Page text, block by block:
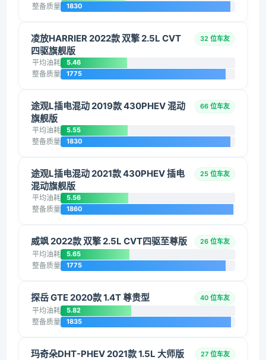
整备质量 1830
凌放HARRIER 2022款 双擎 2.5L CVT
四驱旗舰版
32 位车友
平均油耗 5.46
整备质量 1775
途观L插电混动 2019款 430PHEV 混动
旗舰版
66 位车友
平均油耗 5.55
整备质量 1830
途观L插电混动 2021款 430PHEV 插电
混动旗舰版
25 位车友
平均油耗 5.56
整备质量 1860
威飒 2022款 双擎 2.5L CVT四驱至尊版 26 位车友
平均油耗 5.65
整备质量 1775
探岳 GTE 2020款 1.4T 尊贵型 40 位车友
平均油耗 5.82
整备质量 1835
玛奇朵DHT-PHEV 2021款 1.5L 大师版 27 位车友